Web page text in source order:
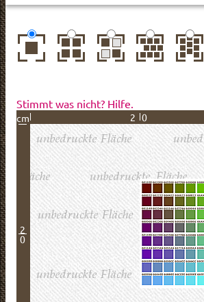
zentriert
einfach
wiederholt
gespiegelthorizontal
versetzt
vertikal
versetzt
Stimmt was nicht? Hilfe.
cm 20
2
0